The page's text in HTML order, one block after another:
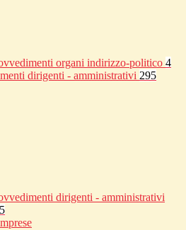
organi indirizzo-politico 4
dirigenti - amministrativi 295
dirigenti - amministrativi